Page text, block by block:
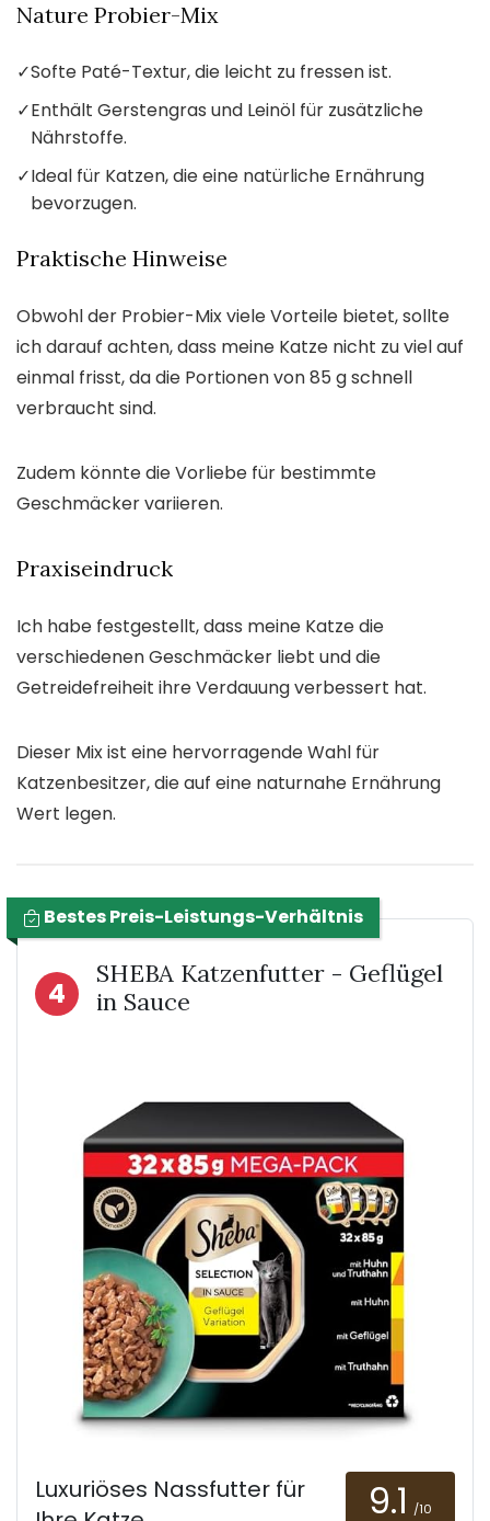
Nature Probier-Mix
✓Softe Paté-Textur, die leicht zu fressen ist.
✓Enthält Gerstengras und Leinöl für zusätzliche
Nährstoffe.
✓Ideal für Katzen, die eine natürliche Ernährung
bevorzugen.
Praktische Hinweise
Obwohl der Probier-Mix viele Vorteile bietet, sollte
ich darauf achten, dass meine Katze nicht zu viel auf
einmal frisst, da die Portionen von 85 g schnell
verbraucht sind.
Zudem könnte die Vorliebe für bestimmte
Geschmäcker variieren.
Praxiseindruck
Ich habe festgestellt, dass meine Katze die
verschiedenen Geschmäcker liebt und die
Getreidefreiheit ihre Verdauung verbessert hat.
Dieser Mix ist eine hervorragende Wahl für
Katzenbesitzer, die auf eine naturnahe Ernährung
Wert legen.
Bestes Preis-Leistungs-Verhältnis
4
SHEBA Katzenfutter - Geflügel
in Sauce
Luxuriöses Nassfutter für
9.1 /10